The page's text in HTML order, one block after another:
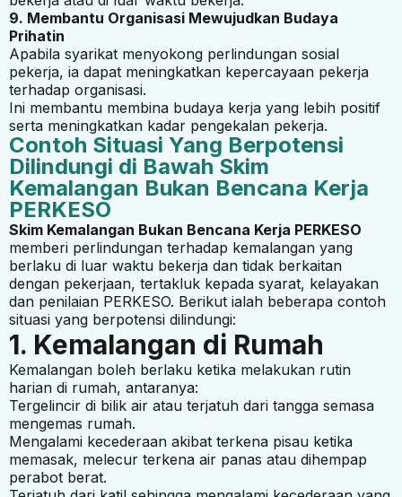
9. Membantu Organisasi Mewujudkan Budaya
Prihatin
Apabila syarikat menyokong perlindungan sosial
pekerja, ia dapat meningkatkan kepercayaan pekerja
terhadap organisasi.
Ini membantu membina budaya kerja yang lebih positif
serta meningkatkan kadar pengekalan pekerja.
Contoh Situasi Yang Berpotensi
Dilindungi di Bawah Skim
Kemalangan Bukan Bencana Kerja
PERKESO
Skim Kemalangan Bukan Bencana Kerja PERKESO
memberi perlindungan terhadap kemalangan yang
berlaku di luar waktu bekerja dan tidak berkaitan
dengan pekerjaan, tertakluk kepada syarat, kelayakan
dan penilaian PERKESO. Berikut ialah beberapa contoh
situasi yang berpotensi dilindungi:
1. Kemalangan di Rumah
Kemalangan boleh berlaku ketika melakukan rutin
harian di rumah, antaranya:
Tergelincir di bilik air atau terjatuh dari tangga semasa
mengemas rumah.
Mengalami kecederaan akibat terkena pisau ketika
memasak, melecur terkena air panas atau dihempap
perabot berat.